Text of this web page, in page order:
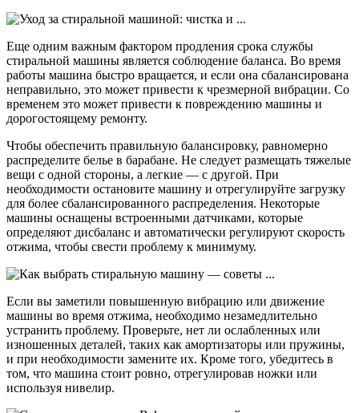
Еще одним важным фактором продления срока службы
стиральной машины является соблюдение баланса. Во время
работы машина быстро вращается, и если она сбалансирована
неправильно, это может привести к чрезмерной вибрации. Со
временем это может привести к повреждению машины и
дорогостоящему ремонту.
Чтобы обеспечить правильную балансировку, равномерно
распределите белье в барабане. Не следует размещать тяжелые
вещи с одной стороны, а легкие — с другой. При
необходимости остановите машину и отрегулируйте загрузку
для более сбалансированного распределения. Некоторые
машины оснащены встроенными датчиками, которые
определяют дисбаланс и автоматически регулируют скорость
отжима, чтобы свести проблему к минимуму.
Если вы заметили повышенную вибрацию или движение
машины во время отжима, необходимо незамедлительно
устранить проблему. Проверьте, нет ли ослабленных или
изношенных деталей, таких как амортизаторы или пружины,
и при необходимости замените их. Кроме того, убедитесь в
том, что машина стоит ровно, отрегулировав ножки или
используя нивелир.